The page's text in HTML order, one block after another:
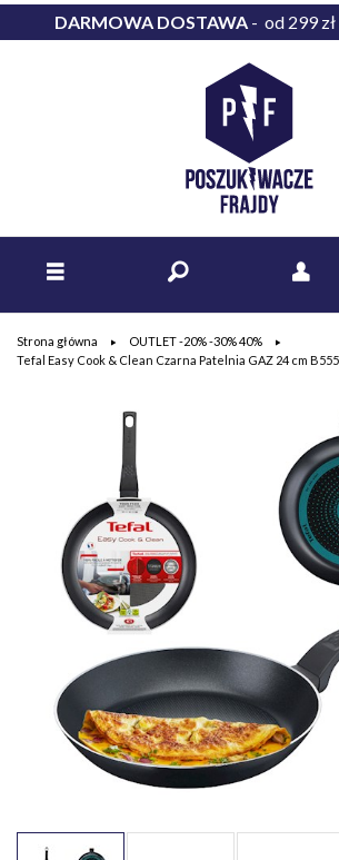
DARMOWA DOSTAWA - od 299
Strona główna
OUTLET -20% -30% 40%
Tefal Easy Cook & Clean Czarna Patelnia GAZ 24 cm